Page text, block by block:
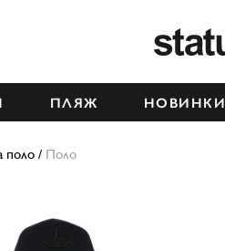
ПЛЯЖ НОВИНКИ
поло / Поло